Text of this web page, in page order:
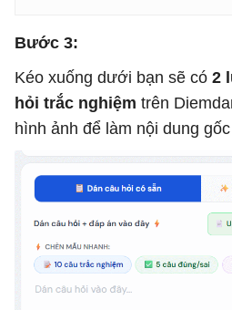
Bước 3:
Kéo xuống dưới bạn sẽ có 2
hỏi trắc nghiệm trên
hình ảnh để làm nội dung